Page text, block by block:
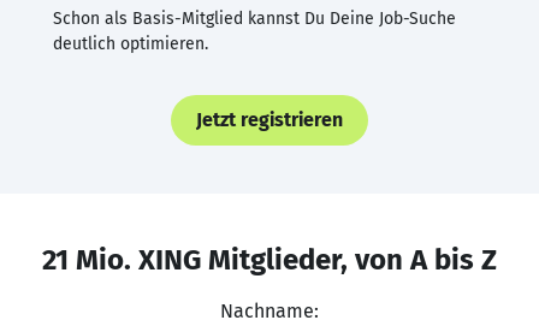
Schon als Basis-Mitglied kannst Du Deine Job-Suche
deutlich optimieren.
Jetzt registrieren
21 Mio. XING Mitglieder, von A bis Z
Nachname: